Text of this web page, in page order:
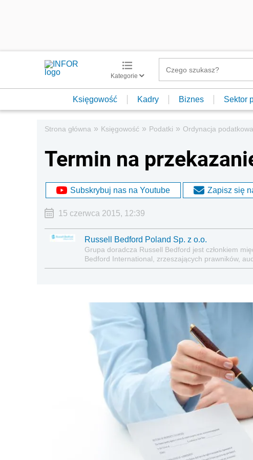
Kategorie
Księgowość Kadry Biznes Sektor
Strona główna » Księgowość » Podatki » Ordynacja podatkowa
Termin na
Subskrybuj nas na Youtube Zapisz się
15 czerwca 2015, 12:39
Russell Bedford Poland Sp. z o.o.
Grupa doradcza Russell Bedford jest członkiem
Bedford International, zrzeszających prawników,
doradców biznesowych. Russell Bedford doradza